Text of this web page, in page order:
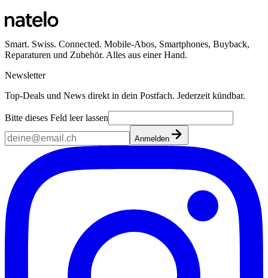
Smart. Swiss. Connected. Mobile-Abos, Smartphones, Buyback,
Reparaturen und Zubehör. Alles aus einer Hand.
Newsletter
Top-Deals und News direkt in dein Postfach. Jederzeit kündbar.
Bitte dieses Feld leer lassen
Anmelden